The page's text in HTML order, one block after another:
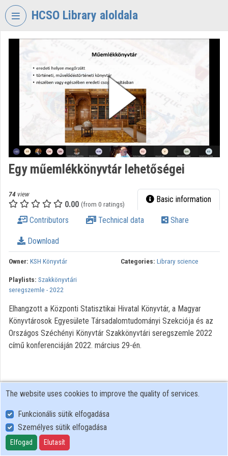
Skip header
HCSO Library aloldala
HUNGARIAN
CENTRAL
Organization home
Categories
Organization playlists
Egy műemlékkönyvtár lehetőségei
74 view
0.00 (from 0 ratings) Basic information
Contributors Technical data Share
Download
Owner: KSH Könyvtár Categories: Library science
Playlists: Szakkönyvtári
seregszemle - 2022
Elhangzott a Központi Statisztikai Hivatal Könyvtár, a Magyar
Könyvtárosok Egyesülete Társadalomtudományi Szekciója és az
Országos Széchényi Könyvtár Szakkönyvtári seregszemle 2022
című konferenciáján 2022. március 29-én.
User Policy
Adatkezelési tájékoztató (en)
Cookie Policy
The website uses cookies to improve the quality of services.
Funkcionális sütik elfogadása
Személyes sütik elfogadása
Elfogad Elutasít